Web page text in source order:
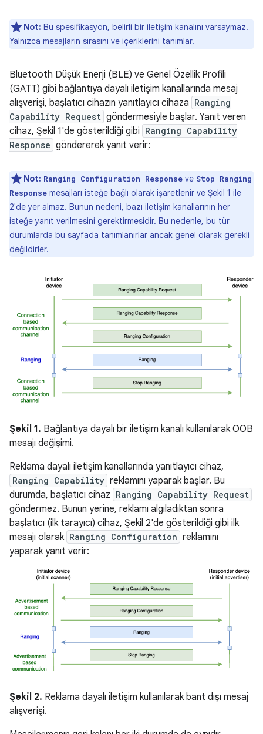
Not: Bu spesifikasyon, belirli bir iletişim kanalını varsaymaz.
Yalnızca mesajların sırasını ve içeriklerini tanımlar.
Bluetooth Düşük Enerji (BLE) ve Genel Özellik Profili
(GATT) gibi bağlantıya dayalı iletişim kanallarında mesaj
alışverişi, başlatıcı cihazın yanıtlayıcı cihaza Ranging
Capability Request göndermesiyle başlar. Yanıt veren
cihaz, Şekil 1'de gösterildiği gibi Ranging Capability
Response göndererek yanıt verir:
Not: Ranging Configuration Response ve Stop Ranging
Response mesajları isteğe bağlı olarak işaretlenir ve Şekil 1 ile
2'de yer almaz. Bunun nedeni, bazı iletişim kanallarının her
isteğe yanıt verilmesini gerektirmesidir. Bu nedenle, bu tür
durumlarda bu sayfada tanımlanırlar ancak genel olarak gerekli
değildirler.
Şekil 1. Bağlantıya dayalı bir iletişim kanalı kullanılarak OOB
mesajı değişimi.
Reklama dayalı iletişim kanallarında yanıtlayıcı cihaz,
Ranging Capability reklamını yaparak başlar. Bu
durumda, başlatıcı cihaz Ranging Capability Request
göndermez. Bunun yerine, reklamı algıladıktan sonra
başlatıcı (ilk tarayıcı) cihaz, Şekil 2'de gösterildiği gibi ilk
mesajı olarak Ranging Configuration reklamını
yaparak yanıt verir:
Şekil 2. Reklama dayalı iletişim kullanılarak bant dışı mesaj
alışverişi.